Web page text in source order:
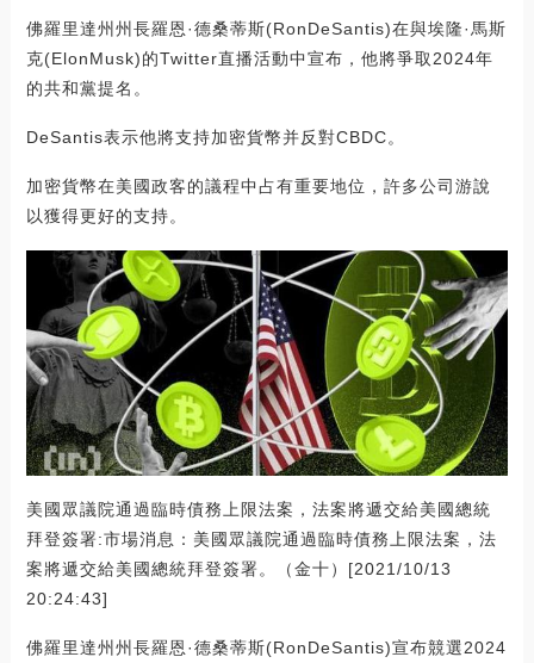
佛羅里達州州長羅恩·德桑蒂斯(RonDeSantis)在與埃隆·馬斯
克(ElonMusk)的Twitter直播活動中宣布，他將爭取2024年
的共和黨提名。
DeSantis表示他將支持加密貨幣并反對CBDC。
加密貨幣在美國政客的議程中占有重要地位，許多公司游說
以獲得更好的支持。
美國眾議院通過臨時債務上限法案，法案將遞交給美國總統
拜登簽署:市場消息：美國眾議院通過臨時債務上限法案，法
案將遞交給美國總統拜登簽署。（金十）[2021/10/13
20:24:43]
佛羅里達州州長羅恩·德桑蒂斯(RonDeSantis)宣布競選2024